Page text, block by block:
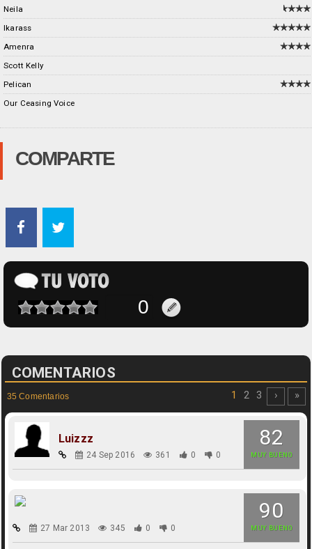
Neila
Ikarass
Amenra
Scott Kelly
Pelican
Our Ceasing Voice
COMPARTE
COMENTARIOS
35 Comentarios 1 2 3 › »
82
MUY BUENO
Luizzz
24 Sep 2016 361 0 0
90
MUY BUENO
27 Mar 2013 345 0 0